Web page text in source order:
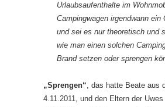
Urlaubsaufenthalte im
Campingwagen irgendwann ein
und sei es nur theoretisch und
wie man einen solchen
Brand setzen oder sprengen
„Sprengen“, das hatte Beate aus
4.11.2011, und den Eltern der